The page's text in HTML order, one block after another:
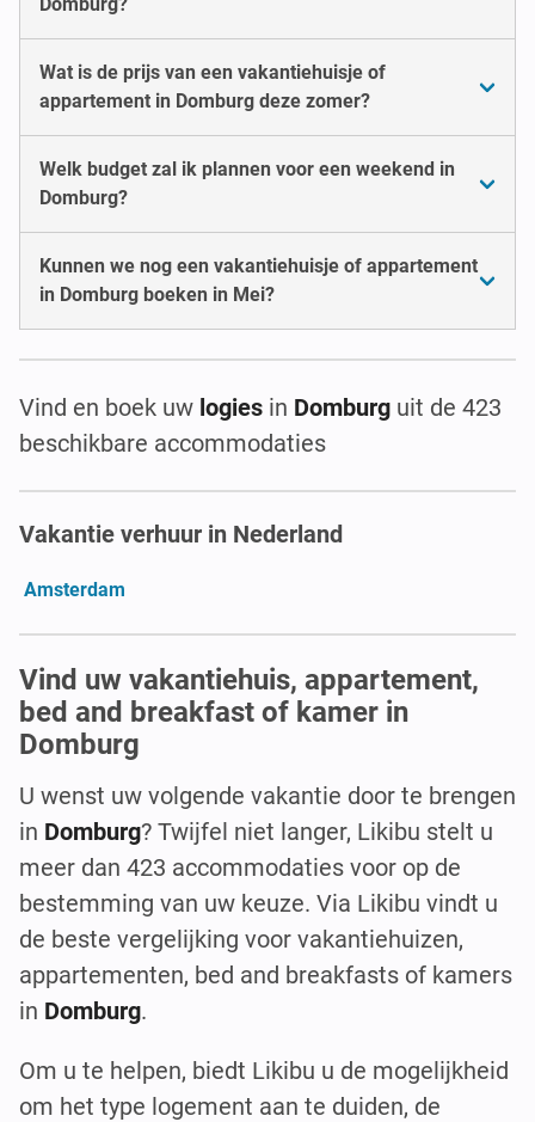
Wat is de prijs van een vakantiehuisje of
appartement in Domburg deze zomer?
Welk budget zal ik plannen voor een weekend in
Domburg?
Kunnen we nog een vakantiehuisje of appartement
in Domburg boeken in Mei?
Vind en boek uw logies in Domburg uit de 423
beschikbare accommodaties
Vakantie verhuur in Nederland
Amsterdam
Vind uw vakantiehuis, appartement,
bed and breakfast of kamer in
Domburg
U wenst uw volgende vakantie door te brengen
in Domburg? Twijfel niet langer, Likibu stelt u
meer dan 423 accommodaties voor op de
bestemming van uw keuze. Via Likibu vindt u
de beste vergelijking voor vakantiehuizen,
appartementen, bed and breakfasts of kamers
in Domburg.
Om u te helpen, biedt Likibu u de mogelijkheid
om het type logement aan te duiden, de